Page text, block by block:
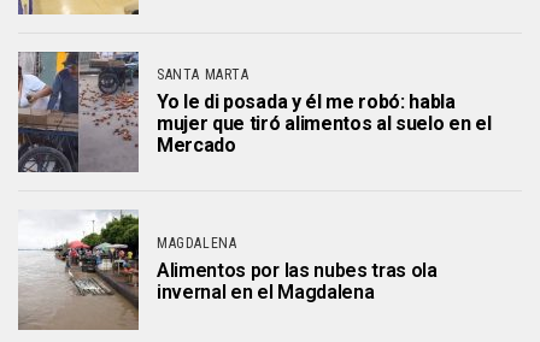
SANTA MARTA
Yo le di posada y él me robó: habla
mujer que tiró alimentos al suelo en el
Mercado
MAGDALENA
Alimentos por las nubes tras ola
invernal en el Magdalena